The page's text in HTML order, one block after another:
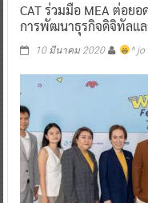
CAT ร่วมมือ MEA ต่อย
การพัฒนาธุรกิจดิจิทัลแล
10 มีนาคม 2020 ^ jo